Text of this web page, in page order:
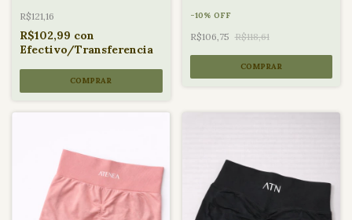
R$121,16
R$102,99 con
Efectivo/Transferencia
COMPRAR
-10% OFF
R$106,75 R$118,61
COMPRAR